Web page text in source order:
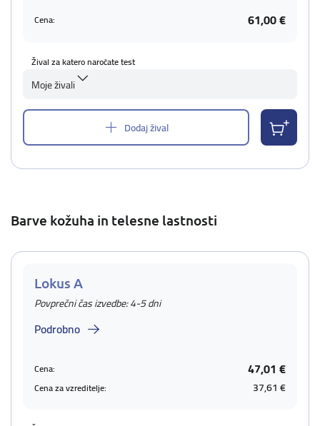
Cena: 61,00 €
Žival za katero naročate test
Moje živali
Dodaj žival
Barve kožuha in telesne lastnosti
Lokus A
Povprečni čas izvedbe: 4-5 dni
Podrobno
Cena: 47,01 €
Cena za vzreditelje: 37,61 €